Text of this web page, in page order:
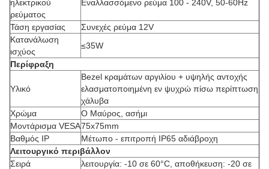
ηλεκτρικού
ρεύματος
Εναλλασσόμενο ρεύμα 100 - 240V, 50-60Hz
Τάση εργασίας
Συνεχές ρεύμα 12V
Κατανάλωση
ισχύος
≤35W
Περίφραξη
Υλικό
Bezel κραμάτων αργιλίου + υψηλής αντοχής
ελασματοποιημένη εν ψυχρώ πίσω περίπτωση
χάλυβα
Χρώμα
Ο Μαύρος, ασήμι
Μοντάρισμα VESA75x75mm
Βαθμός IP
Μέτωπο - επιτροπή IP65 αδιάβροχη
Λειτουργικό περιβάλλον
Σειρά
λειτουργία: -10 σε 60°C, αποθήκευση: -20 σε